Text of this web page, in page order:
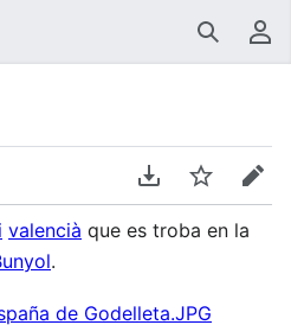
Buscar
Descarregar en
Vigilar
valencià que es troba en la
.
de Godelleta.JPG